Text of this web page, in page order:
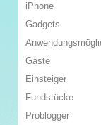
iPhone
Gadgets
Gäste
Einsteiger
Fundstücke
Problogger